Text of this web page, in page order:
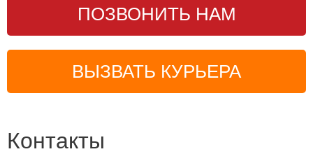
ПОЗВОНИТЬ НАМ
ВЫЗВАТЬ КУРЬЕРА
Контакты